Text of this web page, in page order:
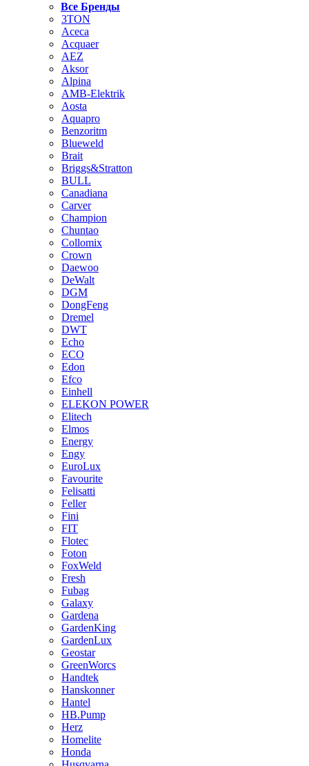
Все Бренды
3TON
Aceca
Acquaer
AEZ
Aksor
Alpina
AMB-Elektrik
Aosta
Aquapro
Benzoritm
Blueweld
Brait
Briggs&Stratton
BULL
Canadiana
Carver
Champion
Chuntao
Collomix
Crown
Daewoo
DeWalt
DGM
DongFeng
Dremel
DWT
Echo
ECO
Edon
Efco
Einhell
ELEKON POWER
Elitech
Elmos
Energy
Engy
EuroLux
Favourite
Felisatti
Feller
Fini
FIT
Flotec
Foton
FoxWeld
Fresh
Fubag
Galaxy
Gardena
GardenKing
GardenLux
Geostar
GreenWorcs
Handtek
Hanskonner
Hantel
HB.Pump
Herz
Homelite
Honda